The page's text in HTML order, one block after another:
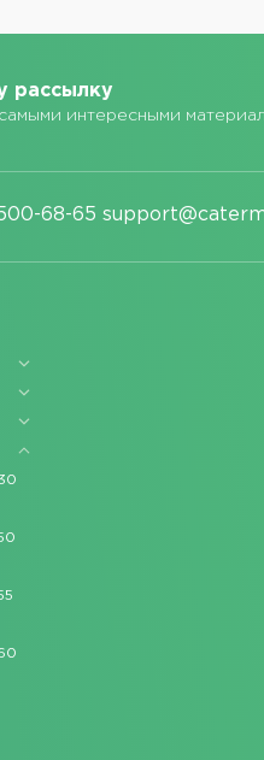
рассылку
интересными
68-65